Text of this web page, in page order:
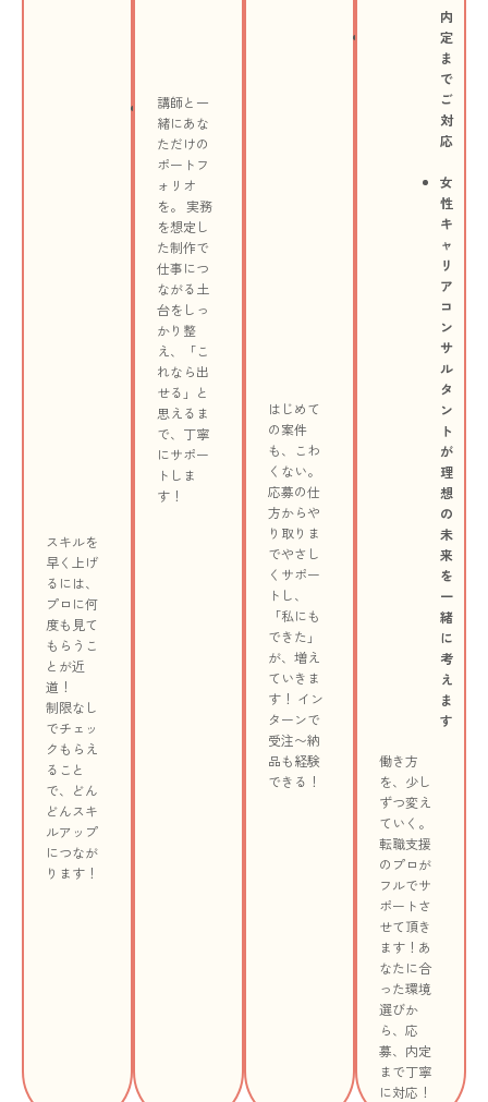
未
経
験
で
も
安
心
の
担
任
制
で
し
っ
か
り
サ
ポ
ト
スキルを
早く上げ
るには、
プロに何
度も見て
もらうこ
とが近
道！
制限なし
でチェッ
クもらえ
ること
で、どん
どんスキ
ルアップ
につなが
ります！
講師と一
緒にあな
ただけの
ポートフ
ォリオ
を。 実務
を想定し
た制作で
仕事につ
ながる土
台をしっ
かり整
え、
「こ
れなら出
せる」と
思えるま
で、丁寧
にサポー
トしま
す！
はじめて
の案件
も、こわ
くない。
応募の仕
方からや
り取りま
でやさし
くサポー
トし、
「私にも
できた」
が、増え
ていきま
す！ イン
ターンで
受注〜納
品も経験
できる！
内
定
ま
で
ご
対
応
女
性
キ
ャ
リ
ア
コ
ン
サ
ル
タ
ン
ト
が
理
想
の
未
来
を
一
緒
に
考
え
ま
す
働き方
を、少し
ずつ変え
ていく。
転職支援
のプロが
フルでサ
ポートさ
せて頂き
ます！ あ
なたに合
った環境
選びか
ら、応
募、内定
まで丁寧
に対応！